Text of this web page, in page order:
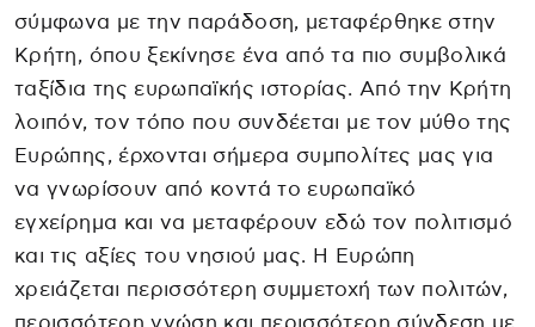
σύμφωνα με την παράδοση, μεταφέρθηκε στην
Κρήτη, όπου ξεκίνησε ένα από τα πιο συμβολικά
ταξίδια της ευρωπαϊκής ιστορίας. Από την Κρήτη
λοιπόν, τον τόπο που συνδέεται με τον μύθο της
Ευρώπης, έρχονται σήμερα συμπολίτες μας για
να γνωρίσουν από κοντά το ευρωπαϊκό
εγχείρημα και να μεταφέρουν εδώ τον πολιτισμό
και τις αξίες του νησιού μας. Η Ευρώπη
χρειάζεται περισσότερη συμμετοχή των πολιτών,
περισσότερη γνώση και περισσότερη σύνδεση με